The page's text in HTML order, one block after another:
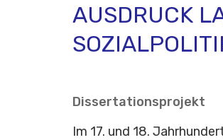
AUSDRUCK
Dissertationsprojekt
Im 17. und 18.